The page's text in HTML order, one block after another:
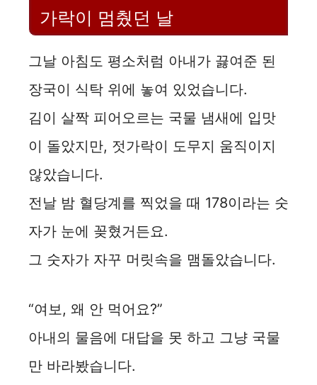
가락이 멈췄던 날
그날 아침도 평소처럼 아내가 끓여준 된
장국이 식탁 위에 놓여 있었습니다.
김이 살짝 피어오르는 국물 냄새에 입맛
이 돌았지만, 젓가락이 도무지 움직이지
않았습니다.
전날 밤 혈당계를 찍었을 때 178이라는 숫
자가 눈에 꽂혔거든요.
그 숫자가 자꾸 머릿속을 맴돌았습니다.
“여보, 왜 안 먹어요?”
아내의 물음에 대답을 못 하고 그냥 국물
만 바라봤습니다.